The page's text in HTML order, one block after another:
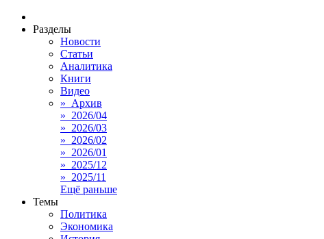
Разделы
Новости
Статьи
Аналитика
Книги
Видео
» Архив
» 2026/04
» 2026/03
» 2026/02
» 2026/01
» 2025/12
» 2025/11
Ещё раньше
Темы
Политика
Экономика